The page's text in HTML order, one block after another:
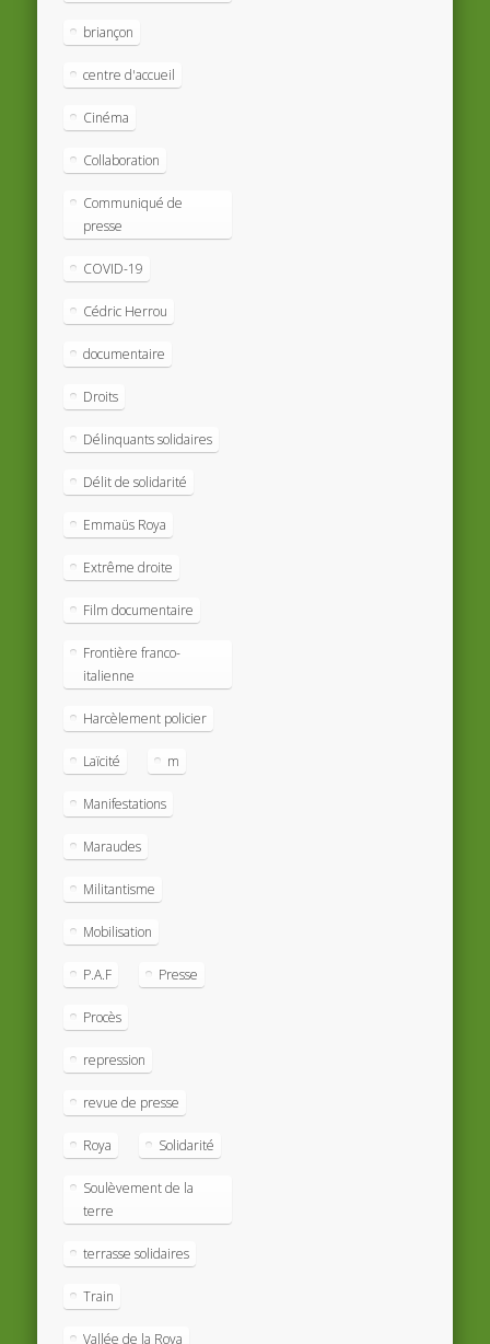
briançon
centre d'accueil
Cinéma
Collaboration
Communiqué de
presse
COVID-19
Cédric Herrou
documentaire
Droits
Délinquants solidaires
Délit de solidarité
Emmaüs Roya
Extrême droite
Film documentaire
Frontière franco-
italienne
Harcèlement policier
Laïcité m
Manifestations
Maraudes
Militantisme
Mobilisation
P.A.F Presse
Procès
repression
revue de presse
Roya Solidarité
Soulèvement de la
terre
terrasse solidaires
Train
Vallée de la Roya